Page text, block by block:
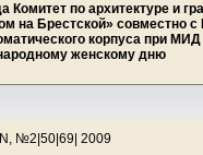
Комитет по архитектуре и
на Брестской» совместно
корпуса при
женскому дню
№2|50|69| 2009